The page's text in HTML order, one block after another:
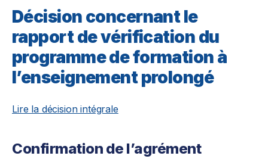
Décision concernant le
rapport de vérification du
programme de formation à
l’enseignement prolongé
Lire la décision intégrale
Confirmation de l’agrément